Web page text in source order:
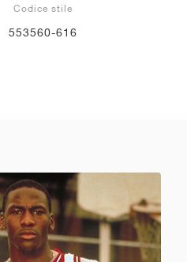
Codice stile
553560-616